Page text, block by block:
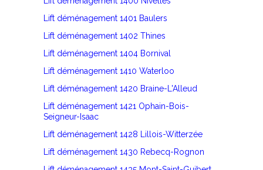
Lift déménagement 1401 Baulers
Lift déménagement 1402 Thines
Lift déménagement 1404 Bornival
Lift déménagement 1410 Waterloo
Lift déménagement 1420 Braine-L'Alleud
Lift déménagement 1421 Ophain-Bois-
Seigneur-Isaac
Lift déménagement 1428 Lillois-Witterzée
Lift déménagement 1430 Rebecq-Rognon